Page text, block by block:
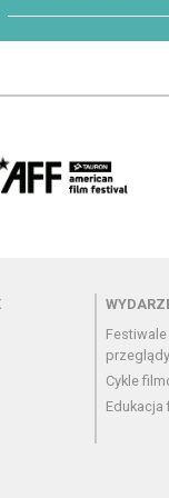
- cennik Menu
Festiwale
przeglądy
Cykle
Edukacja